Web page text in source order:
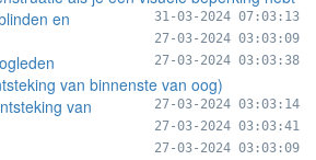
31-03-2024 07:03:13
en
27-03-2024 03:03:09
27-03-2024 03:03:38
van binnenste van oog)
27-03-2024 03:03:14
van
27-03-2024 03:03:41
27-03-2024 03:03:09